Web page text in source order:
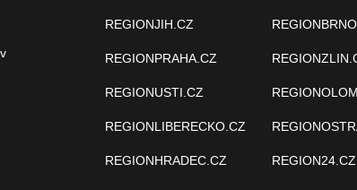
REGIONJIH.CZ
REGIONPRAHA.CZ
REGIONUSTI.CZ
REGIONLIBERECKO.CZ
REGIONHRADEC.CZ REGION24.CZ